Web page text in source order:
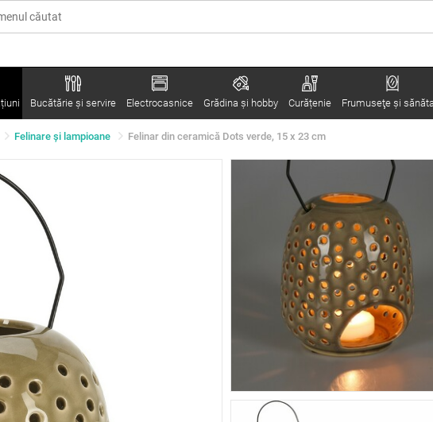
Bucătărie și servire Electrocasnice Grădina şi hobby Curățenie Frumuseţe şi
Felinare şi lampioane Felinar din ceramică Dots verde, 15 x 23 cm